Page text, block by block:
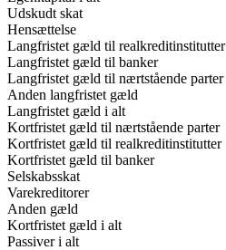
Udskudt skat
Hensættelse
Langfristet gæld til realkreditinstitutter
Langfristet gæld til banker
Langfristet gæld til nærtstående parter
Anden langfristet gæld
Langfristet gæld i alt
Kortfristet gæld til nærtstående parter
Kortfristet gæld til realkreditinstitutter
Kortfristet gæld til banker
Selskabsskat
Varekreditorer
Anden gæld
Kortfristet gæld i alt
Passiver i alt